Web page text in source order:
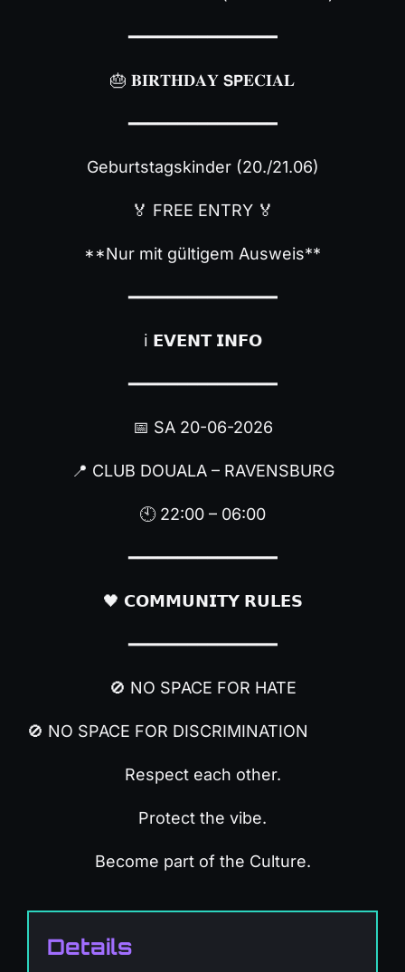
━━━━━━━━━━━━━━━
🎂 𝐁𝐈𝐑𝐓𝐇𝐃𝐀𝐘 𝗦𝗣𝐄𝐂𝐈𝐀𝐋
━━━━━━━━━━━━━━━
Geburtstagskinder (20./21.06)
🏅 FREE ENTRY 🏅
**Nur mit gültigem Ausweis**
━━━━━━━━━━━━━━━
ℹ️ 𝗘𝗩𝗘𝗡𝗧 𝗜𝗡𝗙𝗢
━━━━━━━━━━━━━━━
📅 SA 20-06-2026
📍 CLUB DOUALA – RAVENSBURG
🕙 22:00 – 06:00
━━━━━━━━━━━━━━━
🖤 𝗖𝗢𝗠𝗠𝗨𝗡𝗜𝗧𝗬 𝗥𝗨𝗟𝗘𝗦
━━━━━━━━━━━━━━━
🚫 NO SPACE FOR HATE
🚫 NO SPACE FOR DISCRIMINATION
Respect each other.
Protect the vibe.
Become part of the Culture.
Details